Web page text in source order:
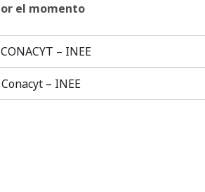
el momento
– INEE
– INEE